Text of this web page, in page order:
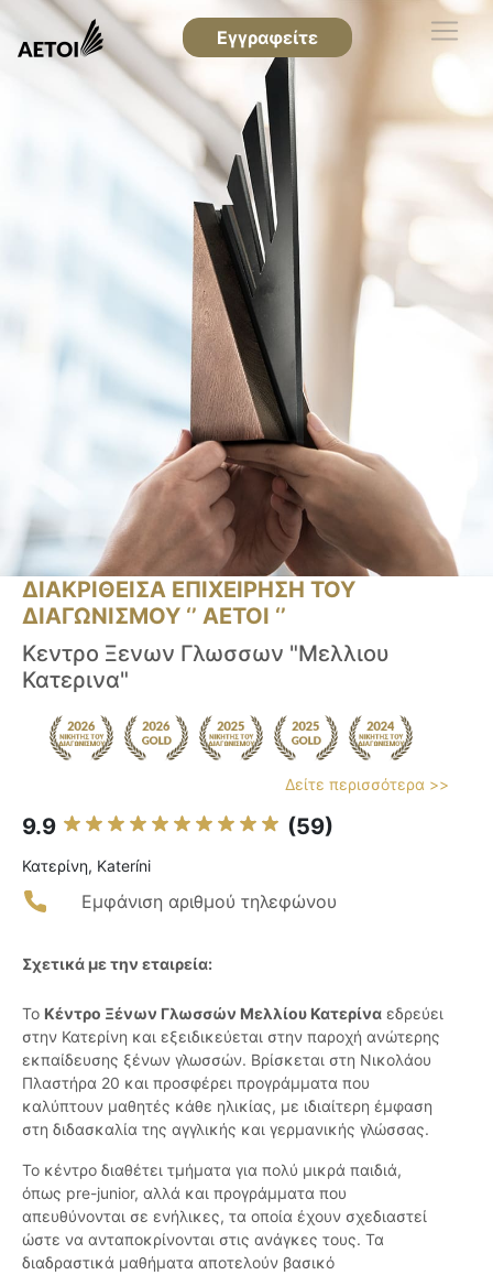
Εγγραφείτε
ΔΙΑΚΡΙΘΕΙΣΑ ΕΠΙΧΕΙΡΗΣΗ ΤΟΥ
ΔΙΑΓΩΝΙΣΜΟΥ ‘’ ΑΕΤΟΙ ‘’
Κεντρο Ξενων Γλωσσων "Μελλιου
Κατερινα"
Δείτε περισσότερα >>
9.9 (59)
Κατερίνη, Kateríni
Εμφάνιση αριθμού τηλεφώνου
Σχετικά με την εταιρεία:
Το Κέντρο Ξένων Γλωσσών Μελλίου Κατερίνα εδρεύει
στην Κατερίνη και εξειδικεύεται στην παροχή ανώτερης
εκπαίδευσης ξένων γλωσσών. Βρίσκεται στη Νικολάου
Πλαστήρα 20 και προσφέρει προγράμματα που
καλύπτουν μαθητές κάθε ηλικίας, με ιδιαίτερη έμφαση
στη διδασκαλία της αγγλικής και γερμανικής γλώσσας.
Το κέντρο διαθέτει τμήματα για πολύ μικρά παιδιά,
όπως pre-junior, αλλά και προγράμματα που
απευθύνονται σε ενήλικες, τα οποία έχουν σχεδιαστεί
ώστε να ανταποκρίνονται στις ανάγκες τους. Τα
διαδραστικά μαθήματα αποτελούν βασικό